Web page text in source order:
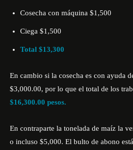
Cosecha con máquina $1,500
Ciega $1,500
Total $13,300
En cambio si la cosecha es con ayuda
$3,000.00, por lo que el total de los
$16,300.00 pesos.
En contraparte la tonelada de maíz la
o incluso $5,000. El bulto de abono